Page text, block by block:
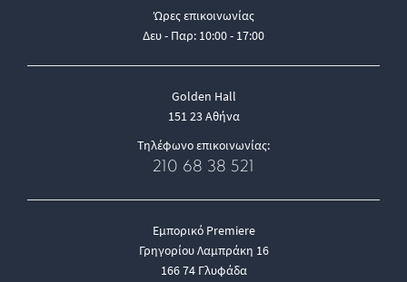
Ώρες επικοινωνίας
Δευ - Παρ: 10:00 - 17:00
Golden Hall
151 23 Αθήνα
Τηλέφωνο επικοινωνίας:
210 68 38 521
Εμπορικό Premiere
Γρηγορίου Λαμπράκη 16
166 74 Γλυφάδα